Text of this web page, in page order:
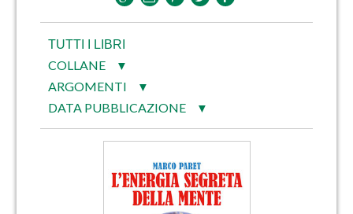
TUTTI I LIBRI
COLLANE ▼
ARGOMENTI ▼
DATA PUBBLICAZIONE ▼